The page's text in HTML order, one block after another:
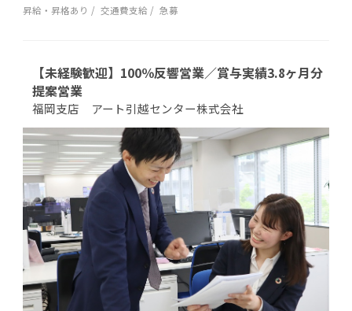
昇給・昇格あり 交通費支給 急募
【未経験歓迎】100％反響営業／賞与実績3.8ヶ月分
提案営業
福岡支店 アート引越センター株式会社